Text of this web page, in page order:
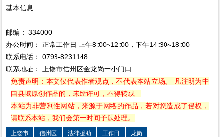
基本信息
邮编： 334000
办公时间： 正常工作日 上午8∶00~12∶00，下午14∶30~18∶00
联系电话： 0793-8231148
联系地址： 上饶市信州区金龙岗一小门口
免责声明：本文仅代表作者观点，不代表本站立场。 凡注明为中
国县域原创作品的，未经许可，不得转载！
本站为非营利性网站，来源于网络的作品，若对您造成了侵权，
请联系本站，我们会第一时间予以处理。
上饶市 信州区 法律援助 工作日 龙岗